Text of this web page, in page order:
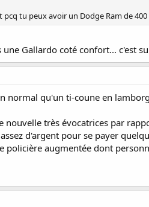
pcq tu peux avoir un Dodge Ram de
Gallardo coté confort... c'est
normal qu'un ti-coune en
nouvelle très évocatrices par
d'argent pour se payer
policière augmentée dont